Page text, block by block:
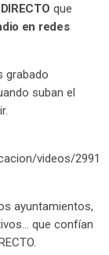
que
en redes
grabado
suban el
videos/2991
ayuntamientos,
que confían